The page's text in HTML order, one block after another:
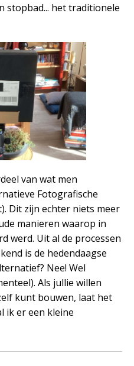
stopbad... het traditionele
van wat men
Fotografische
Dit zijn echter niets meer
manieren waarop in
werd. Uit al de processen
is de hedendaagse
Nee! Wel
Als jullie willen
kunt bouwen, laat het
ik er een kleine